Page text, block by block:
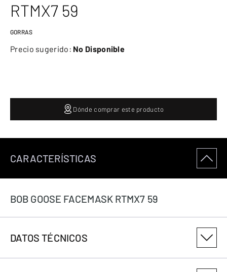
RTMX7 59
GORRAS
Precio sugerido: No Disponible
Dónde comprar este producto
CARACTERÍSTICAS
BOB GOOSE FACEMASK RTMX7 59
DATOS TÉCNICOS